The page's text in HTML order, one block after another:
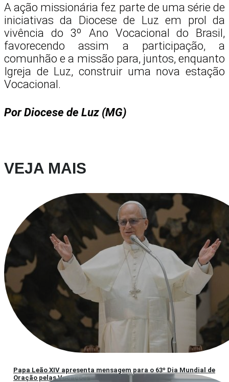
A ação missionária fez parte de uma série de
iniciativas da Diocese de Luz em prol da
vivência do 3º Ano Vocacional do Brasil,
favorecendo assim a participação, a
comunhão e a missão para, juntos, enquanto
Igreja de Luz, construir uma nova estação
Vocacional.
Por Diocese de Luz (MG)
VEJA MAIS
Papa Leão XIV apresenta mensagem para o 63º Dia Mundial de
Oração pelas Vocações